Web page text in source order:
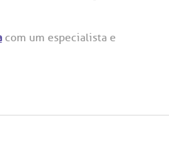
com um especialista e